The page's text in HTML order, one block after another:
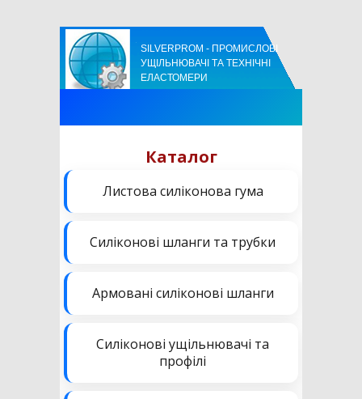
SILVERPROM - ПРОМИСЛОВІ
УЩІЛЬНЮВАЧІ ТА ТЕХНІЧНІ
ЕЛАСТОМЕРИ
Каталог
Листова силіконова гума
Силіконові шланги та трубки
Армовані силіконові шланги
Силіконові ущільнювачі та
профілі